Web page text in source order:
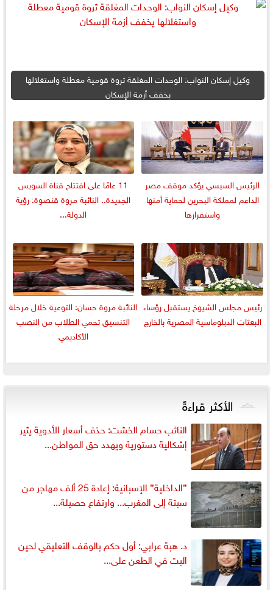
وكيل إسكان النواب: الوحدات المغلقة ثروة قومية معطلة واستغلالها
يخفف أزمة الإسكان
الرئيس السيسي يؤكد موقف مصر
الداعم لمملكة البحرين لحماية أمنها
واستقرارها
11 عامًا على افتتاح قناة السويس
الجديدة.. النائبة مروة قنصوة: رؤية
الدولة...
رئيس مجلس الشيوخ يستقبل رؤساء
البعثات الدبلوماسية المصرية بالخارج
النائبة مروة حسان: التوعية خلال مرحلة
التنسيق تحمي الطلاب من النصب
الأكاديمي
الأكثر قراءةً
النائب حسام الخشت: حذف أسعار الأدوية يثير
إشكالية دستورية ويهدد حق المواطن...
”الداخلية” الإسبانية: إعادة 25 ألف مهاجر من
سبتة إلى المغرب... وارتفاع حصيلة...
د. هبة عرابي: أول حكم بالوقف التعليقي لحين
البت في الطعن على...